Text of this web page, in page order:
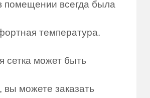
помещении всегда была
температура.
сетка может быть
вы можете заказать